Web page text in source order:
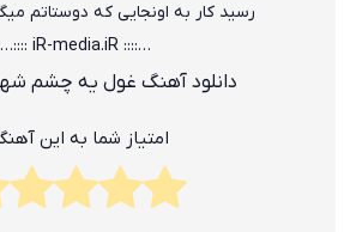
رﺳﻴﺪ ﻛﺎر ﺑﻪ اوﻧﺠﺎﻳﻰ ﻛﻪ دوﺳﺘﺎﺗﻢ
…:::: iR-media.iR ::::…
دانلود آهنگ غول یه چشم
امتیاز شما به این